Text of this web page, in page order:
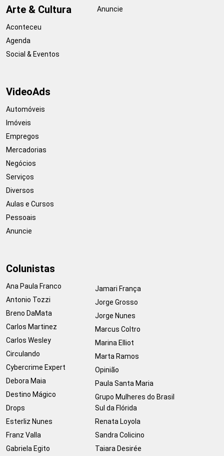
Arte & Cultura
Aconteceu
Agenda
Social & Eventos
Anuncie
VideoAds
Automóveis
Imóveis
Empregos
Mercadorias
Negócios
Serviços
Diversos
Aulas e Cursos
Pessoais
Anuncie
Colunistas
Ana Paula Franco
Antonio Tozzi
Breno DaMata
Carlos Martinez
Carlos Wesley
Circulando
Cybercrime Expert
Debora Maia
Destino Mágico
Drops
Esterliz Nunes
Franz Valla
Gabriela Egito
Jamari França
Jorge Grosso
Jorge Nunes
Marcus Coltro
Marina Elliot
Marta Ramos
Opinião
Paula Santa Maria
Grupo Mulheres do Brasil
Sul da Flórida
Renata Loyola
Sandra Colicino
Taiara Desirée